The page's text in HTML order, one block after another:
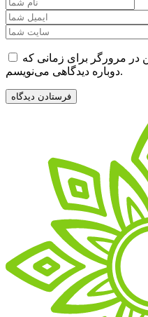
در مرورگر برای زمانی که
دوباره دیدگاهی می‌نویسم.